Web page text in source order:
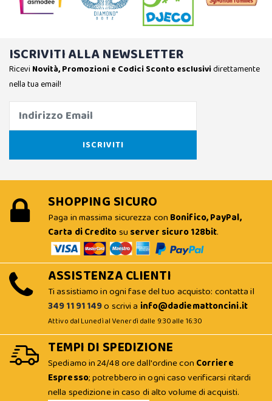
ISCRIVITI ALLA NEWSLETTER
Ricevi Novità, Promozioni e Codici Sconto esclusividirettamente
nella tua email!
SHOPPING SICURO
Paga in massima sicurezza con Bonifico, PayPal,
Carta di Creditosu server sicuro 128bit.
ASSISTENZA CLIENTI
Ti assistiamo in ogni fase del tuo acquisto: contatta il
349 11 91 149o scrivi a info@dadiemattoncini.it
Attivo dal Lunedì al Venerdì dalle 9:30 alle 16:30
TEMPI DI SPEDIZIONE
Spediamo in 24/48 ore dall'ordine con Corriere
Espresso; potrebbero in ogni caso verificarsi ritardi
nella spedizione in caso di alto volume di acquisti.